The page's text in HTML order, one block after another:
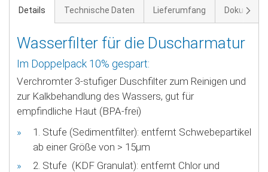
Details Technische Daten Lieferumfang
Wasserfilter für die Duscharmatur
Im Doppelpack 10% gespart:
Verchromter 3-stufiger Duschfilter zum Reinigen und
zur Kalkbehandlung des Wassers, gut für
empfindliche Haut (BPA-frei)
1. Stufe (Sedimentfilter): entfernt Schwebepartikel
ab einer Größe von > 15µm
2. Stufe (KDF Granulat): entfernt Chlor und